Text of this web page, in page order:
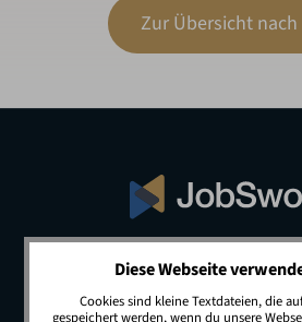
Zur Übersicht
© 2026 JobSwop.io · All
Diese Webseite
Cookies sind kleine Textdateien, die
gespeichert werden, wenn du unsere